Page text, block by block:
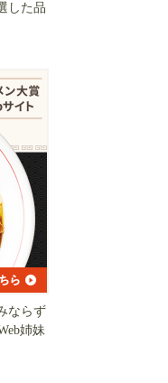
した品
ならず
姉妹